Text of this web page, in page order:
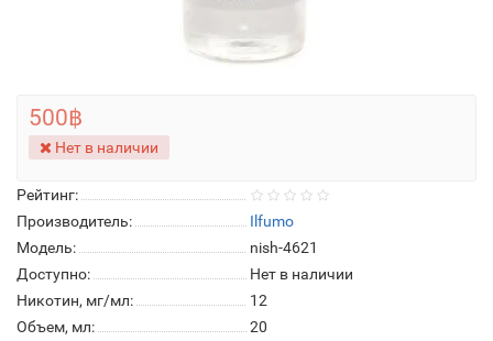
Рейтинг:
Производитель:
Ilfumo
Модель:
nish-4621
Доступно:
Нет в наличии
Никотин, мг/мл:
12
Объем, мл:
20
500฿
Нет в наличии